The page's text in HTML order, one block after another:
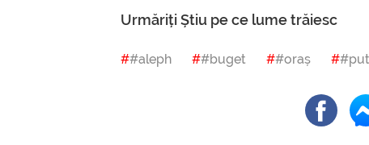
Urmăriți Știu pe ce lume trăiesc
#aleph #buget #oraș